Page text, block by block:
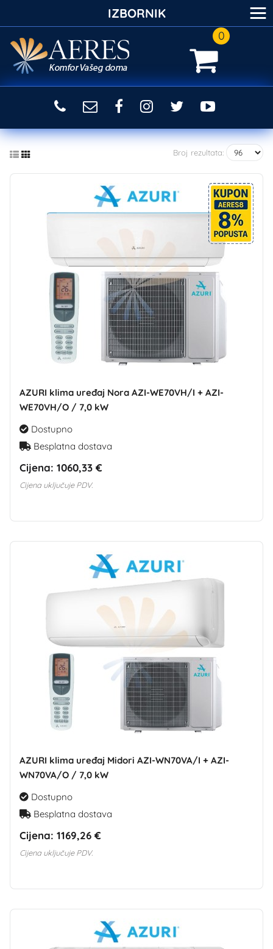
0
Broj rezultata:
AZURI klima uređaj Nora AZI-WE70VH/I + AZI-
WE70VH/O / 7,0 kW
Dostupno
Besplatna dostava
Cijena: 1060,33 €
Cijena uključuje PDV.
AZURI klima uređaj Midori AZI-WN70VA/I + AZI-
WN70VA/O / 7,0 kW
Dostupno
Besplatna dostava
Cijena: 1169,26 €
Cijena uključuje PDV.
IZBORNIK ≡